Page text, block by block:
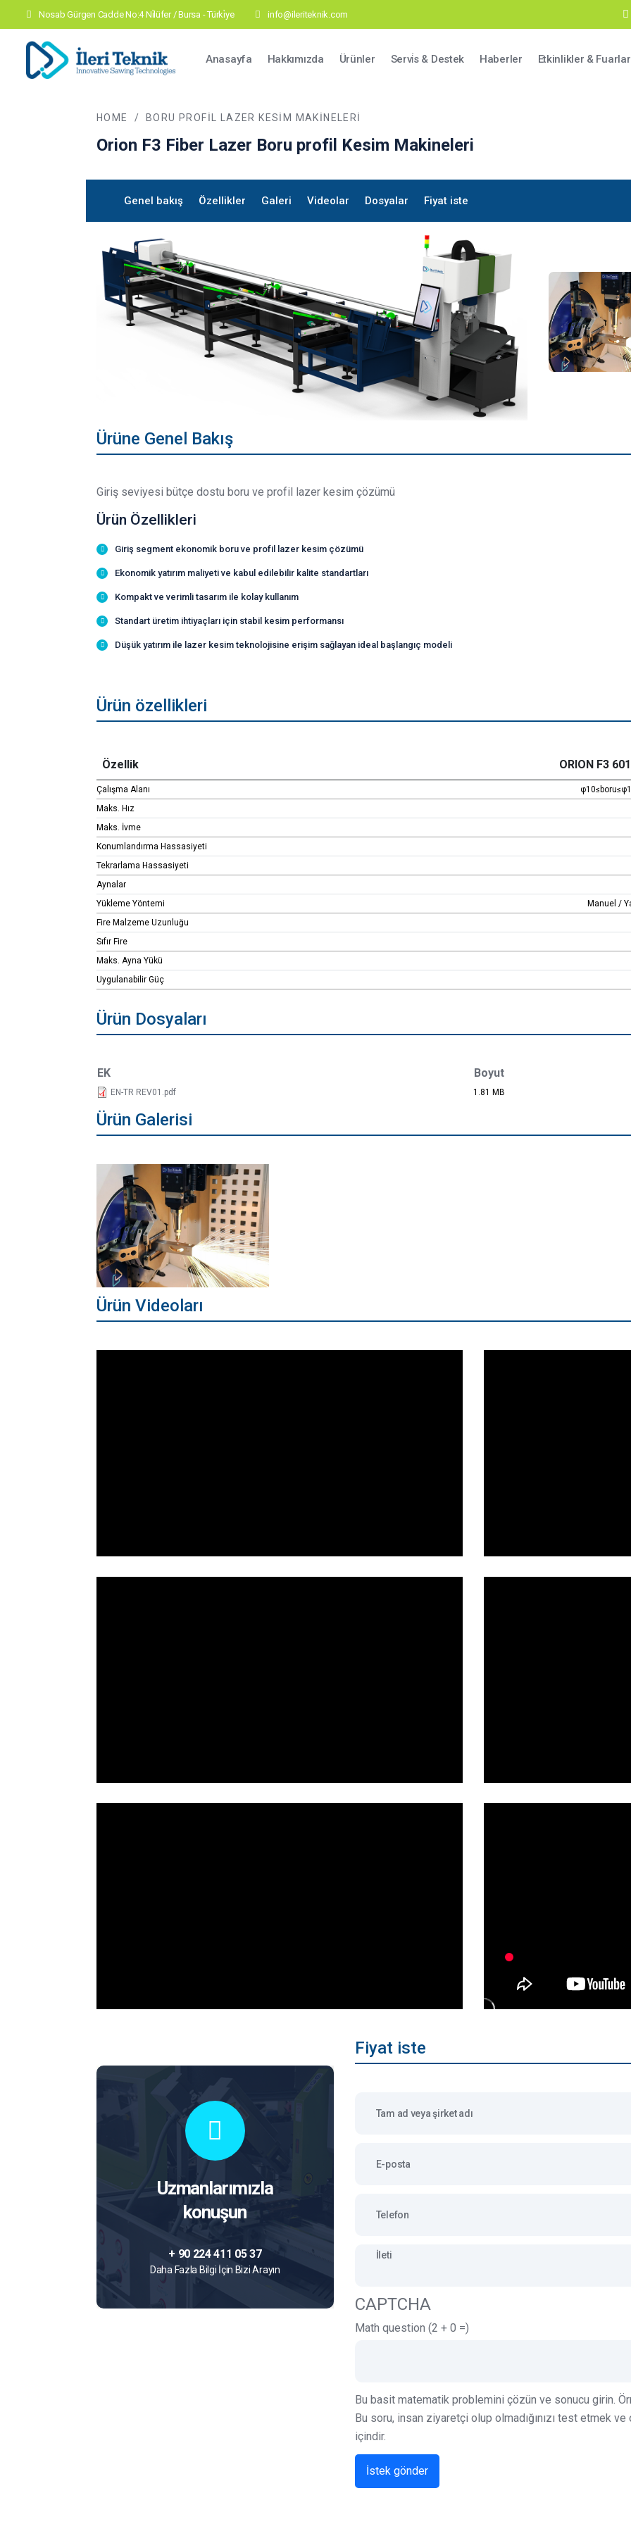
Nosab Gürgen Cadde No:4 Ni̇lüfer / Bursa - Türki̇ye info@ileriteknik.com
Anasayfa Hakkımızda Ürünler Servi̇s & Destek Haberler Etkinlikler & Fuarlar
HOME / BORU PROFIL LAZER KESIM MAKINELERI
Orion F3 Fiber Lazer Boru profil Kesim Makineleri
Genel bakış Özellikler Galeri Videolar Dosyalar Fiyat iste
Ürüne Genel Bakış
Giriş seviyesi bütçe dostu boru ve profil lazer kesim çözümü
Ürün Özellikleri
Giriş segment ekonomik boru ve profil lazer kesim çözümü
Ekonomik yatırım maliyeti ve kabul edilebilir kalite standartları
Kompakt ve verimli tasarım ile kolay kullanım
Standart üretim ihtiyaçları için stabil kesim performansı
Düşük yatırım ile lazer kesim teknolojisine erişim sağlayan ideal başlangıç modeli
Ürün özellikleri
Özellik ORION F3
Çalışma Alanı
Maks. Hız
Maks. İvme
Konumlandırma Hassasiyeti
Tekrarlama Hassasiyeti
Aynalar
Yükleme Yöntemi
Manuel /
Fire Malzeme Uzunluğu
Sıfır Fire
Maks. Ayna Yükü
Uygulanabilir Güç
Ürün Dosyaları
EK Boyut
EN-TR REV01.pdf 1.81 MB
Ürün Galerisi
Ürün Videoları
Uzmanlarımızla
konuşun
+ 90 224 411 05 37
Daha Fazla Bilgi İçin Bizi Arayın
Fiyat iste
CAPTCHA
Math question (2 + 0 =)
Bu basit matematik problemini çözün ve sonucu girin.
Bu soru, insan ziyaretçi olup olmadığınızı test etmek
içindir.